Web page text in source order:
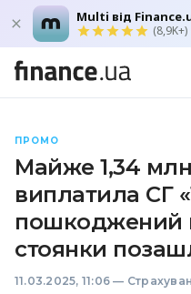
Multi від
(8,9K+)
ПРОМО
Майже 1,34
виплатила СГ
пошкоджений
стоянки
11.03.2025, 11:06 —